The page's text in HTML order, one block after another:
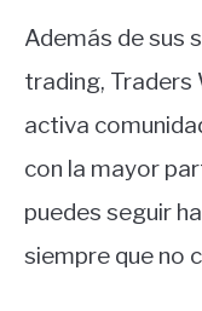
Además de sus
trading, Traders
activa
con la mayor
puedes seguir
siempre que no